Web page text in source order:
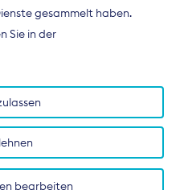
und
als
der
gesammelt haben.
Sie in der
bearbeiten